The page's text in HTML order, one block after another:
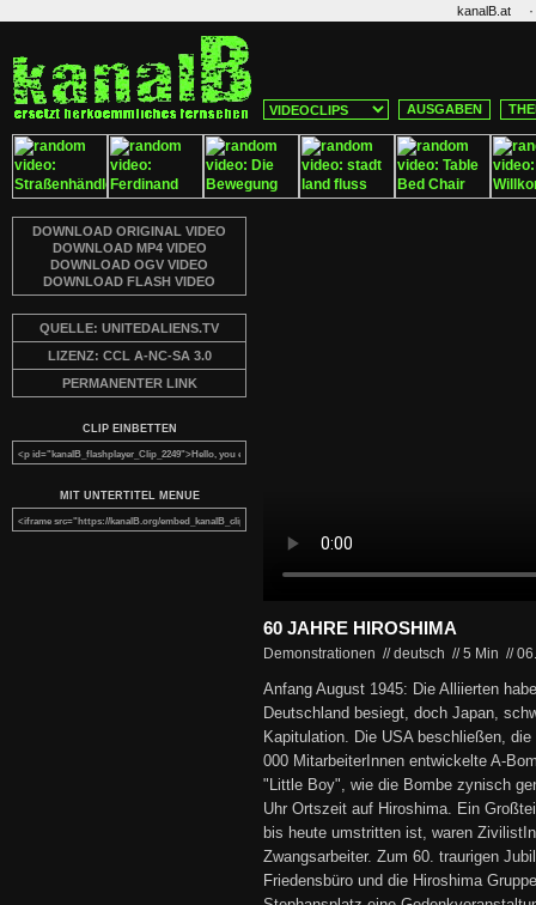
kanalB.at ·
AUSGABEN
DOWNLOAD ORIGINAL VIDEO
DOWNLOAD MP4 VIDEO
DOWNLOAD OGV VIDEO
DOWNLOAD FLASH VIDEO
QUELLE: UNITEDALIENS.TV
LIZENZ: CCL A-NC-SA 3.0
PERMANENTER LINK
CLIP EINBETTEN
MIT UNTERTITEL MENUE
60 JAHRE HIROSHIMA
Demonstrationen // deutsch //5 Min //
Anfang August 1945: Die Alliierten
Deutschland besiegt, doch Japan,
Kapitulation. Die USA beschließen,
000 MitarbeiterInnen entwickelte A-
"Little Boy", wie die Bombe zynisch
Uhr Ortszeit auf Hiroshima. Ein
bis heute umstritten ist, waren
Zwangsarbeiter. Zum 60. traurigen
Friedensbüro und die Hiroshima